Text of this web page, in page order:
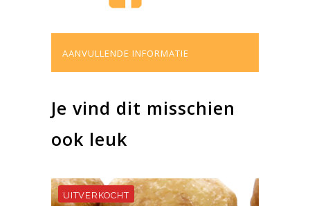
AANVULLENDE INFORMATIE
Je vind dit misschien
ook leuk